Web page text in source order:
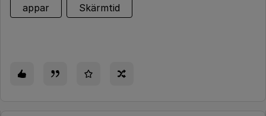
appar Skärmtid